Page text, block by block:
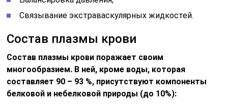
Связывание экстраваскулярных жидкостей.
Состав плазмы крови
Состав плазмы крови поражает своим
многообразием. В ней, кроме воды, которая
составляет 90 – 93 %, присутствуют компоненты
белковой и небелковой природы (до 10%):